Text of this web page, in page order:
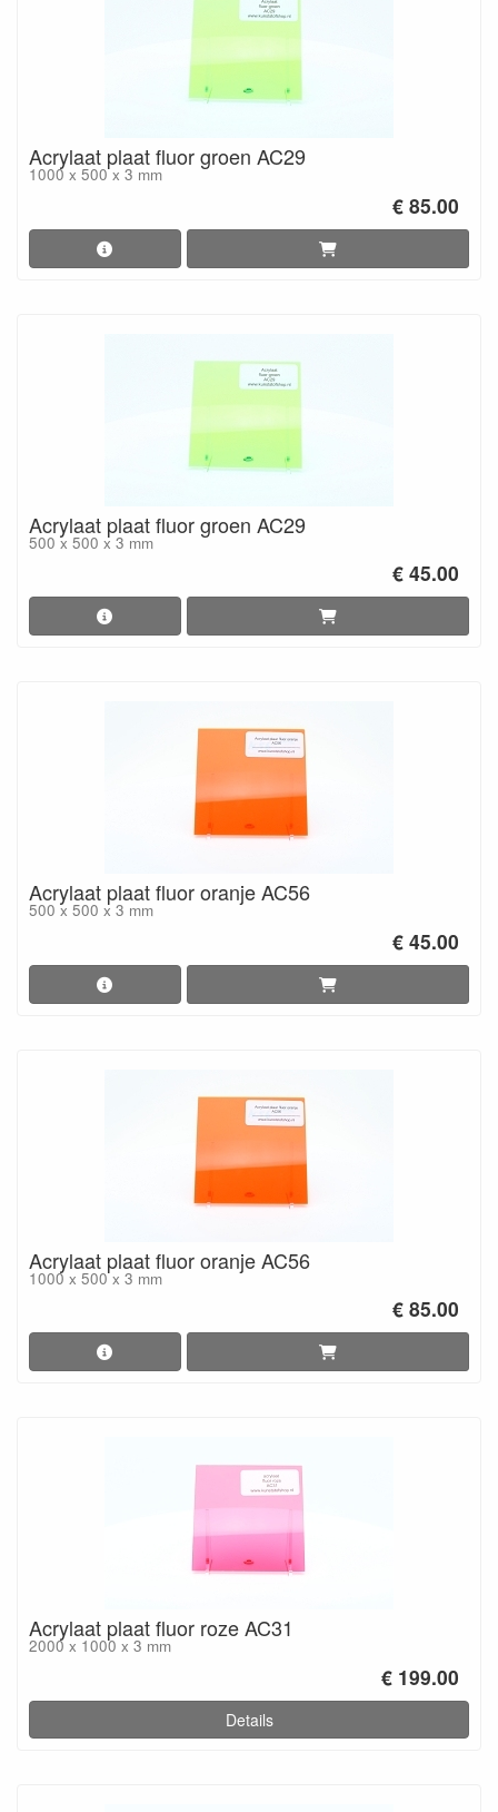
Acrylaat plaat fluor groen AC29
1000 x 500 x 3 mm
€ 85.00
Acrylaat plaat fluor groen AC29
500 x 500 x 3 mm
€ 45.00
Acrylaat plaat fluor oranje AC56
500 x 500 x 3 mm
€ 45.00
Acrylaat plaat fluor oranje AC56
1000 x 500 x 3 mm
€ 85.00
Acrylaat plaat fluor roze AC31
2000 x 1000 x 3 mm
€ 199.00
Details